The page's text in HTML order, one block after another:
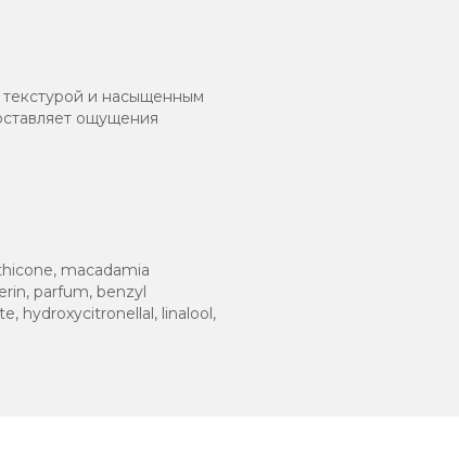
и насыщенным
ощущения
macadamia
parfum, benzyl
hydroxycitronellal, linalool,